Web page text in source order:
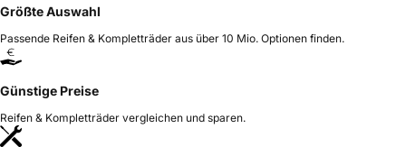
Größte Auswahl
Passende Reifen & Kompletträder aus über 10 Mio. Optionen finden.
Günstige Preise
Reifen & Kompletträder vergleichen und sparen.